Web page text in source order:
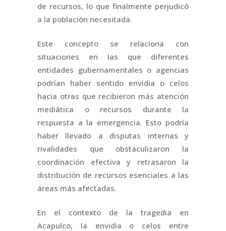
de recursos, lo que finalmente perjudicó
a la población necesitada.
Este concepto se relaciona con
situaciones en las que diferentes
entidades gubernamentales o agencias
podrían haber sentido envidia o celos
hacia otras que recibieron más atención
mediática o recursos durante la
respuesta a la emergencia. Esto podría
haber llevado a disputas internas y
rivalidades que obstaculizaron la
coordinación efectiva y retrasaron la
distribución de recursos esenciales a las
áreas más afectadas.
En el contexto de la tragedia en
Acapulco, la envidia o celos entre